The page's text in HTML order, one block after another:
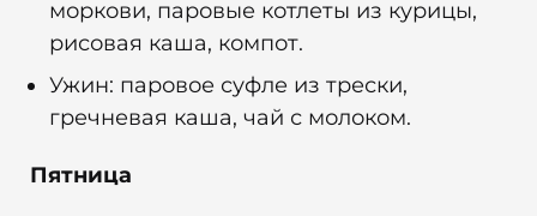
моркови, паровые котлеты из курицы,
рисовая каша, компот.
Ужин: паровое суфле из трески,
гречневая каша, чай с молоком.
Пятница